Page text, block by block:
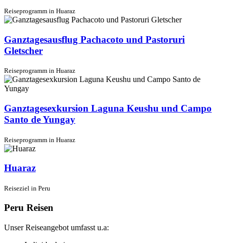
Reiseprogramm in Huaraz
Ganztagesausflug Pachacoto und Pastoruri
Gletscher
Reiseprogramm in Huaraz
Ganztagesexkursion Laguna Keushu und Campo
Santo de Yungay
Reiseprogramm in Huaraz
Huaraz
Reiseziel in Peru
Peru Reisen
Unser Reiseangebot umfasst u.a: